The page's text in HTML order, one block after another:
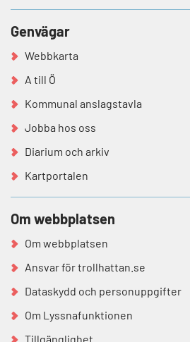
Genvägar
Webbkarta
A till Ö
Kommunal anslagstavla
Jobba hos oss
Diarium och arkiv
Kartportalen
Om webbplatsen
Om webbplatsen
Ansvar för trollhattan.se
Dataskydd och personuppgifter
Om Lyssnafunktionen
Tillgänglighet